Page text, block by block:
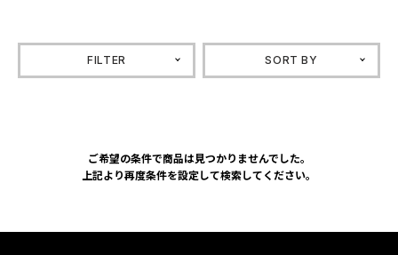
FILTER SORT BY
ご希望の条件で商品は見つかりませんでした。
上記より再度条件を設定して検索してください。